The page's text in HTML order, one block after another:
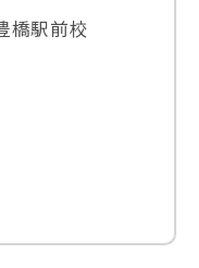
橋駅前校